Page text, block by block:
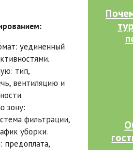
уединенный
тип,
вентиляцию и
зону:
фильтрации,
уборки.
предоплата,